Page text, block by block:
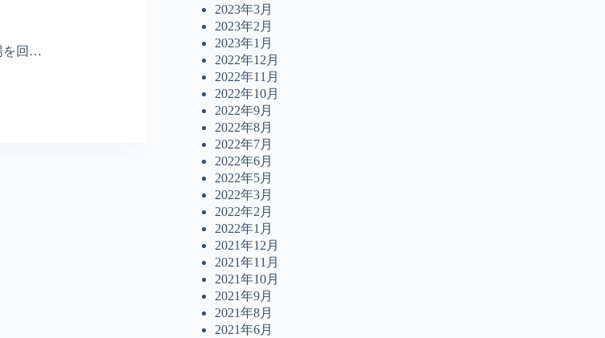
を回…
2023年3月
2023年2月
2023年1月
2022年12月
2022年11月
2022年10月
2022年9月
2022年8月
2022年7月
2022年6月
2022年5月
2022年3月
2022年2月
2022年1月
2021年12月
2021年11月
2021年10月
2021年9月
2021年8月
2021年6月